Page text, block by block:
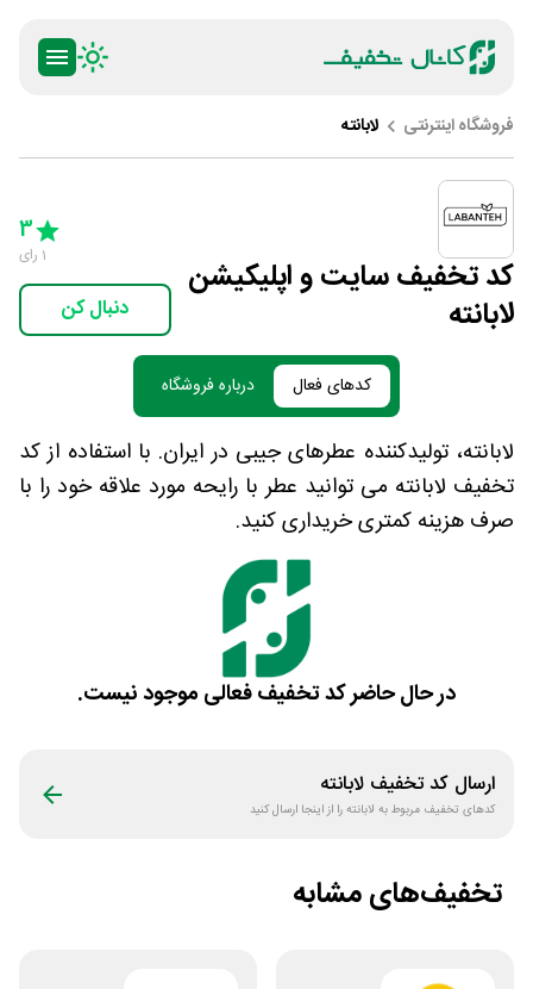
فروشگاه اینترنتی لابانته
کد تخفیف سایت و اپلیکیشن
لابانته
5 Stars
3
1 رای
دنبال کن
کدهای فعال درباره فروشگاه
لابانته، تولیدکننده عطرهای جیبی در ایران. با استفاده از کد
تخفیف لابانته می توانید عطر با رایحه مورد علاقه خود را با
صرف هزینه کمتری خریداری کنید.
در حال حاضر کد تخفیف فعالی موجود نیست.
ارسال کد تخفیف لابانته
کدهای تخفیف مربوط به لابانتهرا از اینجا ارسال کنید
تخفیف‌های مشابه